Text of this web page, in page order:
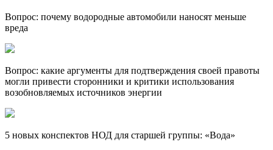
Вопрос: почему водородные автомобили наносят меньше
вреда
Вопрос: какие аргументы для подтверждения своей правоты
могли привести сторонники и критики использования
возобновляемых источников энергии
5 новых конспектов НОД для старшей группы: «Вода»